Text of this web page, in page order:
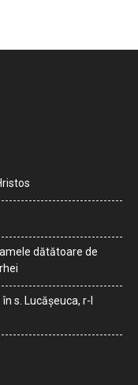
dătătoare de
s. Lucășeuca, r-l